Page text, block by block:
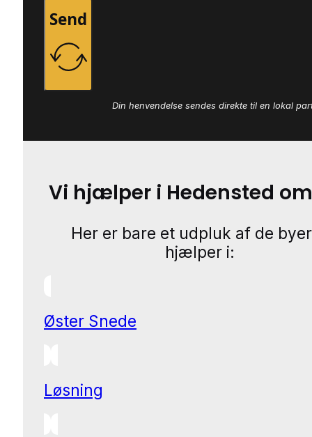
Send
Din henvendelse sendes direkte til en lokal
Vi hjælper i Hedensted
Her er bare et udpluk af de
hjælper i:
Øster Snede
Løsning